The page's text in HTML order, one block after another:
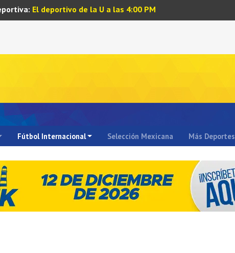
El deportivo de la U a las 4:00 PM
Fútbol Internacional Selección Mexicana Más Deportes